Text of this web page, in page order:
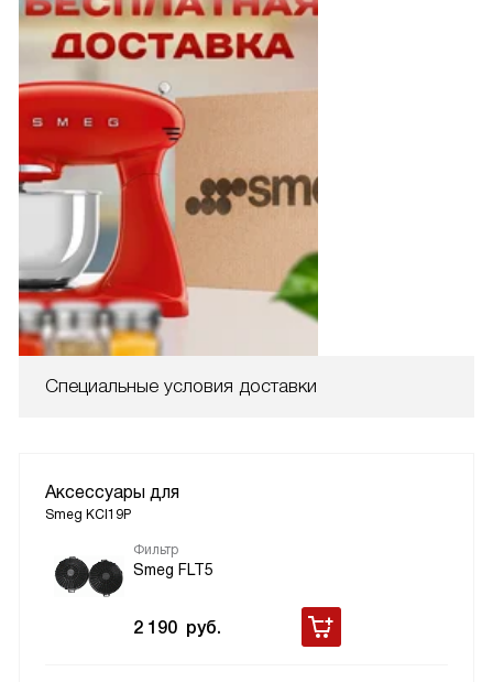
Специальные условия доставки
Аксессуары для
Smeg KCI19P
Фильтр
Smeg FLT5
2 190 руб.